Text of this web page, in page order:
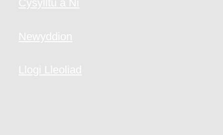
Cysylltu â Ni
Newyddion
Llogi Lleoliad